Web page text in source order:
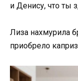
и Денису, что ты
Лиза нахмурила
приобрело